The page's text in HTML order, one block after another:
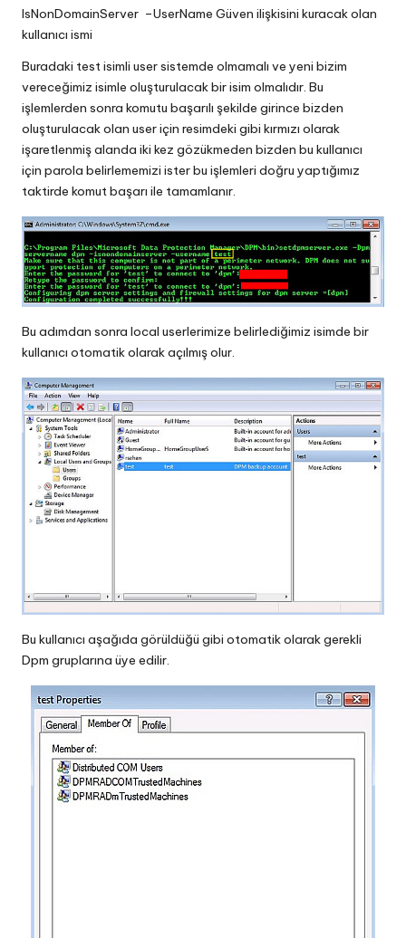
IsNonDomainServer –UserName Güven ilişkisini kuracak olan
kullanıcı ismi
Buradaki test isimli user sistemde olmamalı ve yeni bizim
vereceğimiz isimle oluşturulacak bir isim olmalıdır. Bu
işlemlerden sonra komutu başarılı şekilde girince bizden
oluşturulacak olan user için resimdeki gibi kırmızı olarak
işaretlenmiş alanda iki kez gözükmeden bizden bu kullanıcı
için parola belirlememizi ister bu işlemleri doğru yaptığımız
taktirde komut başarı ile tamamlanır.
Bu adımdan sonra local userlerimize belirlediğimiz isimde bir
kullanıcı otomatik olarak açılmış olur.
Bu kullanıcı aşağıda görüldüğü gibi otomatik olarak gerekli
Dpm gruplarına üye edilir.